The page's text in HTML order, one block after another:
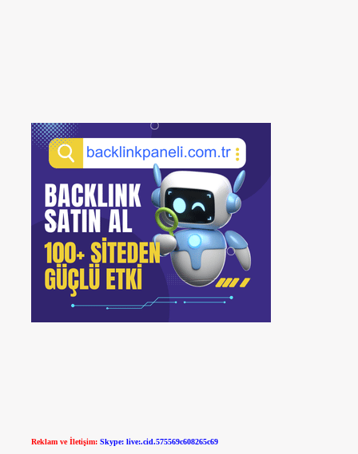
Reklam ve İletişim: Skype: live:.cid.575569c608265c69